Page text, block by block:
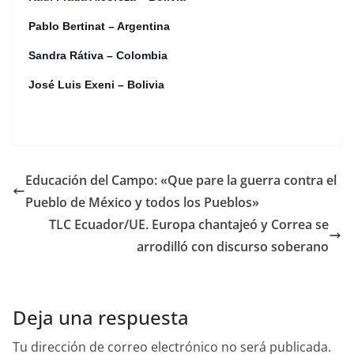
Pablo Bertinat – Argentina
Sandra Rátiva – Colombia
José Luis Exeni – Bolivia
Educación del Campo: «Que pare la guerra contra el
Pueblo de México y todos los Pueblos»
TLC Ecuador/UE. Europa chantajeó y Correa se
arrodilló con discurso soberano
Deja una respuesta
Tu dirección de correo electrónico no será publicada.